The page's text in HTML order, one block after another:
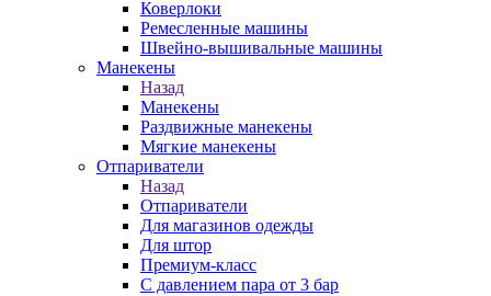
Коверлоки
Ремесленные машины
Швейно-вышивальные машины
Манекены
Назад
Манекены
Раздвижные манекены
Мягкие манекены
Отпариватели
Назад
Отпариватели
Для магазинов одежды
Для штор
Премиум-класс
С давлением пара от 3 бар